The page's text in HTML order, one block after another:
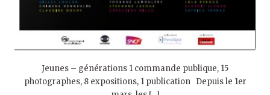
Jeunes – générations 1 commande publique, 15
photographes, 8 expositions, 1 publication Depuis le 1er